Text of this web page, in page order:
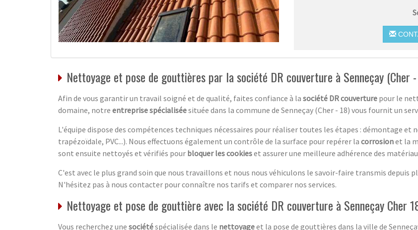
Nettoyage et pose de gouttières par la société DR couverture à Senneçay (Cher
Afin de vous garantir un travail soigné et de qualité, faites confiance à la société DR couverture pour le
domaine, notre entreprise spécialiséesituée dans la commune de Senneçay (Cher - 18) vous fournit un
L'équipe dispose des compétences techniques nécessaires pour réaliser toutes les étapes : démontage
trapézoïdale, PVC...). Nous effectuons également un contrôle de la surface pour repérer la corrosionet la
sont ensuite nettoyés et vérifiés pour bloquer les cookieset assurer une meilleure adhérence des
C'est avec le plus grand soin que nous travaillons et nous nous véhiculons le savoir-faire transmis depuis
N'hésitez pas à nous contacter pour connaître nos tarifs et comparer nos services.
Nettoyage et pose de gouttière avec la société DR couverture à Senneçay Cher
Vous recherchez une sociétéspécialisée dans le nettoyageet la pose de gouttières dans la ville de